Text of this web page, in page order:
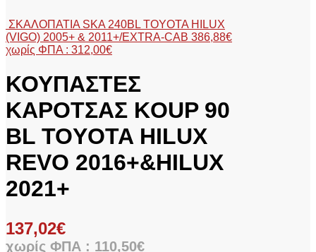
ΣΚΑΛΟΠΑΤΙΑ SKA 240BL TOYOTA HILUX
(VIGO) 2005+ & 2011+/EXTRA-CAB 386,88€
χωρίς ΦΠΑ : 312,00€
ΚΟΥΠΑΣΤΕΣ
ΚΑΡΟΤΣΑΣ KOUP 90
BL TOYOTA HILUX
REVO 2016+&HILUX
2021+
137,02€
χωρίς ΦΠΑ : 110,50€